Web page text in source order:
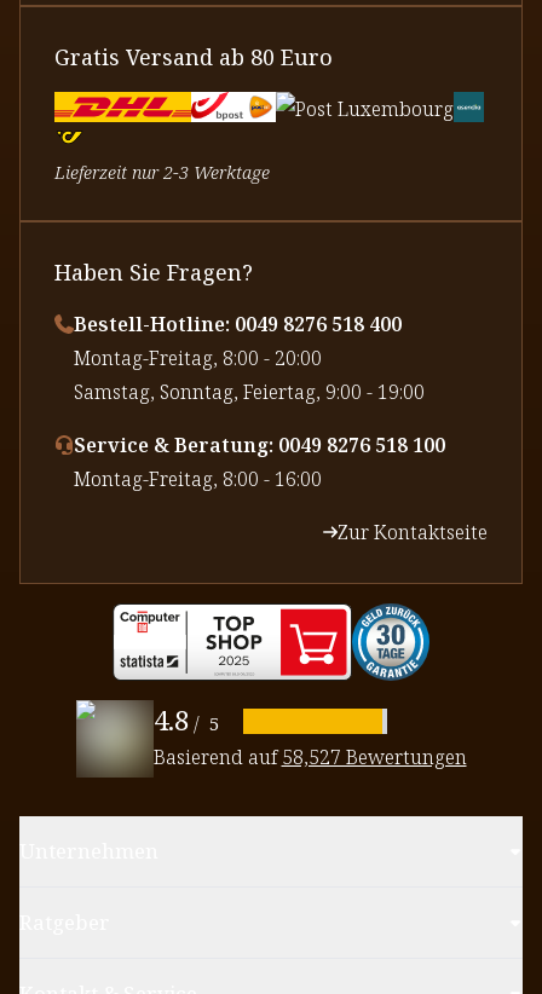
Gratis Versand ab 80 Euro
Lieferzeit nur 2-3 Werktage
Haben Sie Fragen?
Bestell-Hotline: 0049 8276 518 400
⁠Montag-Freitag, 8:00 - 20:00
⁠Samstag, Sonntag, Feiertag, 9:00 - 19:00
Service & Beratung: 0049 8276 518 100
⁠Montag-Freitag, 8:00 - 16:00
Zur Kontaktseite
4.8 / 5
Basierend auf58,527 Bewertungen